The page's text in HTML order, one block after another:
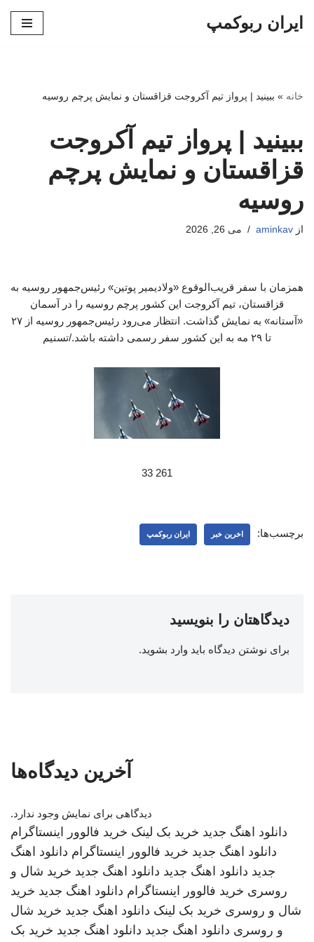
ایران ربوکمپ
خانه » ببینید | پرواز تیم آکروجت قزاقستان و نمایش پرچم روسیه
ببینید | پرواز تیم آکروجت
قزاقستان و نمایش پرچم
روسیه
از aminkav می 26, 2026
همزمان با سفر قریب‌الوقوع «ولادیمیر پوتین» رئیس‌جمهور روسیه به
قزاقستان، تیم آکروجت این کشور پرچم روسیه را در آسمان
«آستانه» به نمایش گذاشت. انتظار می‌رود رئیس‌جمهور روسیه از ۲۷
تا ۲۹ مه به این کشور سفر رسمی داشته باشد./تسنیم
261 33
برچسب‌ها: اخرین خبر ایران ربوکمپ
دیدگاهتان را بنویسید
برای نوشتن دیدگاه باید وارد بشوید.
آخرین دیدگاه‌ها
دیدگاهی برای نمایش وجود ندارد.
دانلود اهنگ جدید خرید بک لینک خرید فالوور اینستاگرام
دانلود اهنگ جدید خرید فالوور اینستاگرام دانلود اهنگ
جدید دانلود اهنگ جدید دانلود اهنگ جدید خرید شال و
روسری خرید فالوور اینستاگرام دانلود اهنگ جدید خرید
شال و روسری خرید بک لینک دانلود اهنگ جدید خرید شال
و روسری دانلود اهنگ جدید دانلود اهنگ جدید خرید بک